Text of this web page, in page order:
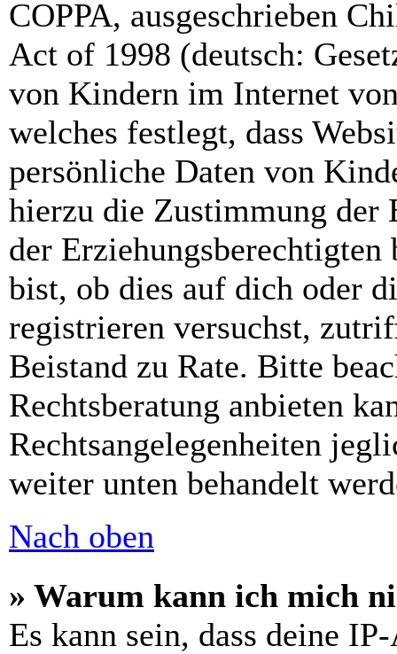
COPPA, ausgeschrieben
Act of 1998 (deutsch:
von Kindern im Internet
welches festlegt, dass
persönliche Daten von
hierzu die Zustimmung der
der
bist, ob dies auf dich oder
registrieren versuchst,
Beistand zu Rate. Bitte
Rechtsberatung anbieten
Rechtsangelegenheiten
weiter unten behandelt
Nach oben
» Warum kann ich mich
Es kann sein, dass deine